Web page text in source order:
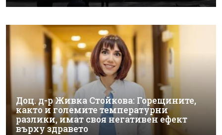
Доц. д-р Живка Стойкова: Горещините,
както и големите температурни
разлики, имат своя негативен ефект
върху здравето